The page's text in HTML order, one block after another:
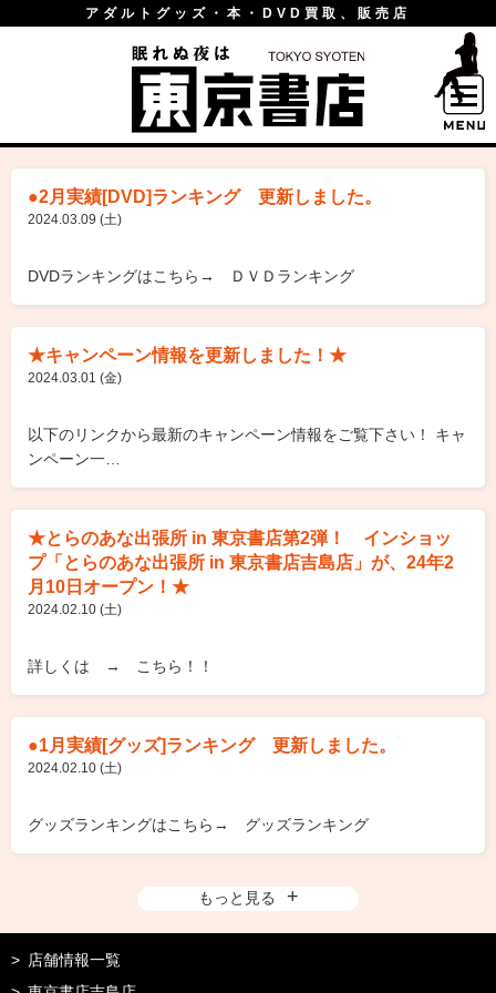
アダルトグッズ・本・DVD買取、販売店
●2月実績[DVD]ランキング 更新しました。
2024.03.09 (土)
DVDランキングはこちら→ ＤＶＤランキング
★キャンペーン情報を更新しました！★
2024.03.01 (金)
以下のリンクから最新のキャンペーン情報をご覧下さい！ キャ
ンペーン一…
★とらのあな出張所 in 東京書店第2弾！ インショッ
プ「とらのあな出張所 in 東京書店吉島店」が、24年2
月10日オープン！★
2024.02.10 (土)
詳しくは → こちら！！
●1月実績[グッズ]ランキング 更新しました。
2024.02.10 (土)
グッズランキングはこちら→ グッズランキング
もっと見る
店舗情報一覧